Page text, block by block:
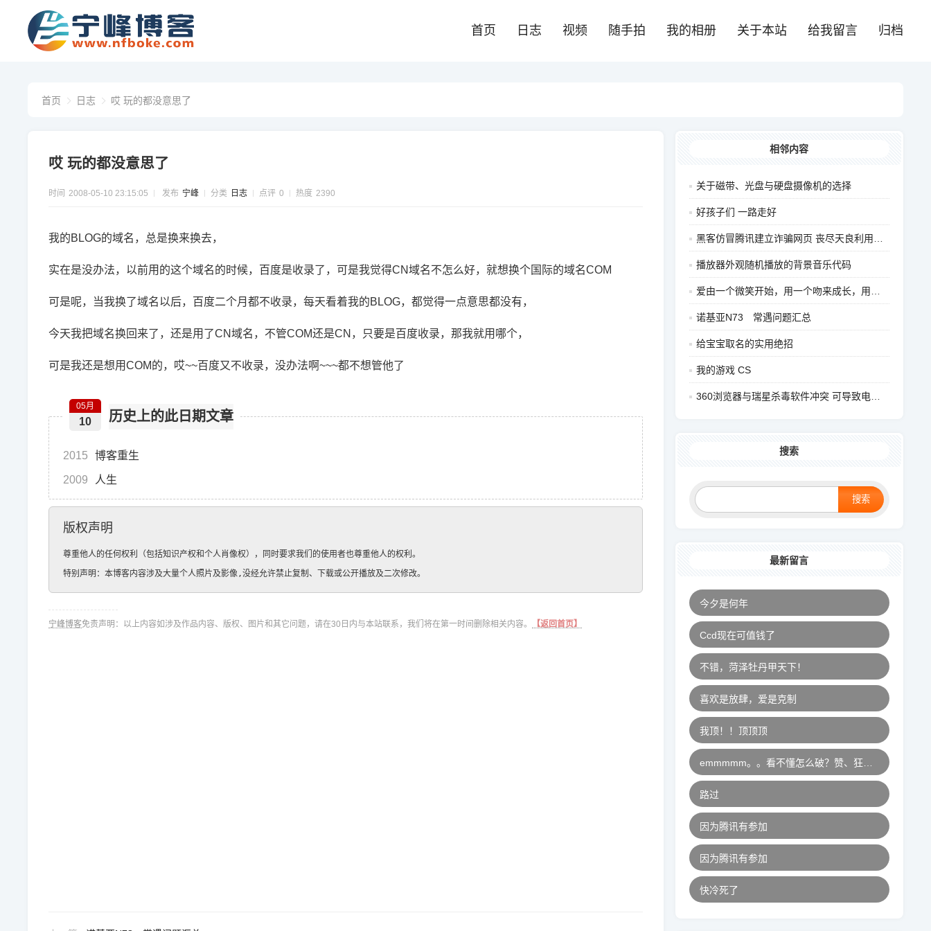
首页 日志 视频 随手拍 我的相册 关于本站 给我留言 归档
首页 日志 哎 玩的都没意思了
哎 玩的都没意思了
时间 2008-05-10 23:15:05 发布 宁峰 分类 日志 点评 0 热度 2390
我的BLOG的域名，总是换来换去，
实在是没办法，以前用的这个域名的时候，百度是收录了，可是我觉得CN域名不怎么好，就想换个国际的域名COM
可是呢，当我换了域名以后，百度二个月都不收录，每天看着我的BLOG，都觉得一点意思都没有，
今天我把域名换回来了，还是用了CN域名，不管COM还是CN，只要是百度收录，那我就用哪个，
可是我还是想用COM的，哎~~百度又不收录，没办法啊~~~都不想管他了
历史上的此日期文章
05月
10
2015 博客重生
2009 人生
版权声明
尊重他人的任何权利（包括知识产权和个人肖像权），同时要求我们的使用者也尊重他人的权利。
特别声明：本博客内容涉及大量个人照片及影像,没经允许禁止复制、下载或公开播放及二次修改。
宁峰博客免责声明：以上内容如涉及作品内容、版权、图片和其它问题，请在30日内与本站联系，我们将在第一时间删除相关内容。 【返回首页】
相邻内容
关于磁带、光盘与硬盘摄像机的选择
好孩子们 一路走好
黑客仿冒腾讯建立诈骗网页 丧尽天良利用赈灾敛财
播放器外观随机播放的背景音乐代码
爱由一个微笑开始，用一个吻来成长，用一滴泪去结束！
诺基亚N73 常遇问题汇总
给宝宝取名的实用绝招
我的游戏 CS
360浏览器与瑞星杀毒软件冲突 可导致电脑蓝屏
搜索
最新留言
今夕是何年
Ccd现在可值钱了
不错，菏泽牡丹甲天下！
喜欢是放肆，爱是克制
我顶！！顶顶顶
emmmmm。。看不懂怎么破？赞、狂赞、超赞、不得不赞、史上最赞！
路过
因为腾讯有参加
因为腾讯有参加
快冷死了